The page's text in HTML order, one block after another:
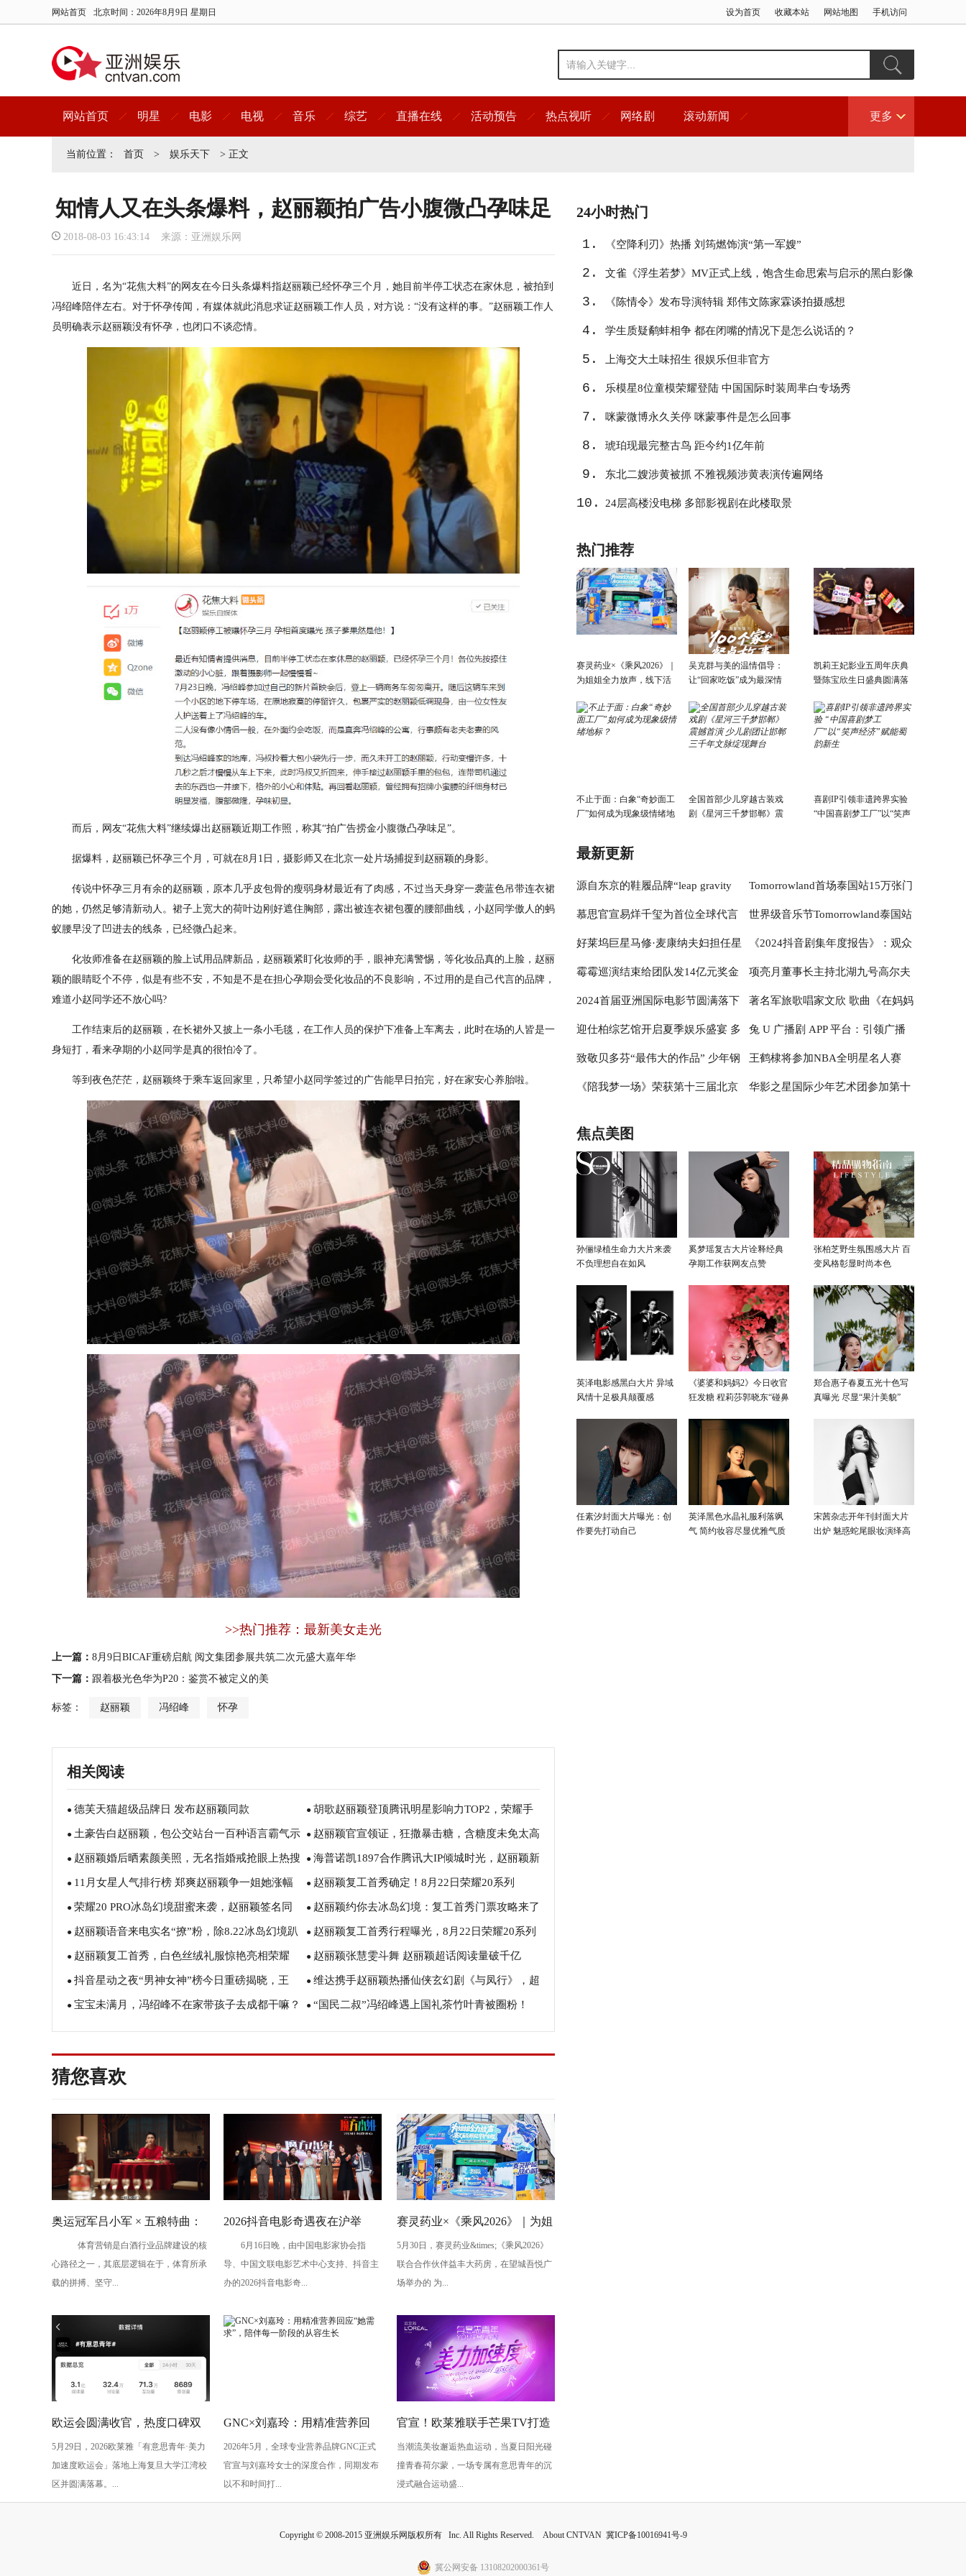
网站首页 北京时间： 2026年8月9日 星期日 设为首页 收藏本站 网站地图 手机访问
网站首页 明星 电影 电视 音乐 综艺 直播在线 活动预告 热点视听 网络剧 滚动新闻 更多
当前位置： 首页 > 娱乐天下 > 正文
知情人又在头条爆料，赵丽颖拍广告小腹微凸孕味足
2018-08-03 16:43:14 来源：亚洲娱乐网
近日，名为“花焦大料”的网友在今日头条爆料指赵丽颖已经怀孕三个月，她目前半停工状态在家休息，被拍到
冯绍峰陪伴左右。对于怀孕传闻，有媒体就此消息求证赵丽颖工作人员，对方说：“没有这样的事。”赵丽颖工作人
员明确表示赵丽颖没有怀孕，也闭口不谈恋情。
而后，网友“花焦大料”继续爆出赵丽颖近期工作照，称其“拍广告捞金小腹微凸孕味足”。
据爆料，赵丽颖已怀孕三个月，可就在8月1日，摄影师又在北京一处片场捕捉到赵丽颖的身影。
传说中怀孕三月有余的赵丽颖，原本几乎皮包骨的瘦弱身材最近有了肉感，不过当天身穿一袭蓝色吊带连衣裙
的她，仍然足够清新动人。裙子上宽大的荷叶边刚好遮住胸部，露出被连衣裙包覆的腰部曲线，小赵同学傲人的蚂
蚁腰早没了凹进去的线条，已经微凸起来。
化妆师准备在赵丽颖的脸上试用品牌新品，赵丽颖紧盯化妆师的手，眼神充满警惕，等化妆品真的上脸，赵丽
颖的眼睛眨个不停，似是有些不安，不知是不是在担心孕期会受化妆品的不良影响，不过用的是自己代言的品牌，
难道小赵同学还不放心吗?
工作结束后的赵丽颖，在长裙外又披上一条小毛毯，在工作人员的保护下准备上车离去，此时在场的人皆是一
身短打，看来孕期的小赵同学是真的很怕冷了。
等到夜色茫茫，赵丽颖终于乘车返回家里，只希望小赵同学签过的广告能早日拍完，好在家安心养胎啦。
>>热门推荐：最新美女走光
上一篇： 8月9日BICAF重磅启航 阅文集团参展共筑二次元盛大嘉年华
下一篇： 跟着极光色华为P20：鉴赏不被定义的美
标签： 赵丽颖 冯绍峰 怀孕
相关阅读
● 德芙天猫超级品牌日 发布赵丽颖同款 ● 胡歌赵丽颖登顶腾讯明星影响力TOP2，荣耀手
机代言人再度霸榜
● 土豪告白赵丽颖，包公交站台一百种语言霸气示
爱
● 赵丽颖官宣领证，狂撒暴击糖，含糖度未免太高
了
● 赵丽颖婚后晒素颜美照，无名指婚戒抢眼上热搜 ● 海普诺凯1897合作腾讯大IP倾城时光，赵丽颖新
剧揭示女人选择的重要性
● 11月女星人气排行榜 郑爽赵丽颖争一姐她涨幅
大
● 赵丽颖复工首秀确定！8月22日荣耀20系列
Special Party不见不散！
● 荣耀20 PRO冰岛幻境甜蜜来袭，赵丽颖签名同
款七夕礼物值得拥有
● 赵丽颖约你去冰岛幻境：复工首秀门票攻略来了
● 赵丽颖语音来电实名“撩”粉，除8.22冰岛幻境趴
外还有更多惊喜
● 赵丽颖复工首秀行程曝光，8月22日荣耀20系列
Special Party见！
● 赵丽颖复工首秀，白色丝绒礼服惊艳亮相荣耀
20系列冰岛幻境派对
● 赵丽颖张慧雯斗舞 赵丽颖超话阅读量破千亿
● 抖音星动之夜“男神女神”榜今日重磅揭晓，王
源、杨紫居亚军，冠军是他们！
● 维达携手赵丽颖热播仙侠玄幻剧《与凤行》，超
韧系列破圈种草！
● 宝宝未满月，冯绍峰不在家带孩子去成都干嘛？ ● “国民二叔”冯绍峰遇上国礼茶竹叶青被圈粉！
猜您喜欢
奥运冠军吕小军 × 五粮特曲：
以冠军之姿，赴更好之约
体育营销是白酒行业品牌建设的核
心路径之一，其底层逻辑在于，体育所承
载的拼搏、坚守...
2026抖音电影奇遇夜在沪举
办，暑期档剧组、青年创作者
共话光影创作
6月16日晚，由中国电影家协会指
导、中国文联电影艺术中心支持、抖音主
办的2026抖音电影奇...
赛灵药业×《乘风2026》｜为姐
姐全力放声，线下活动完美收
官！
5月30日，赛灵药业&times;《乘风2026》
联合合作伙伴益丰大药房，在望城吾悦广
场举办的 为...
欧运会圆满收官，热度口碑双
丰收！
5月29日，2026欧莱雅「有意思青年·美力
加速度欧运会」落地上海复旦大学江湾校
区并圆满落幕。...
GNC×刘嘉玲：用精准营养回
应“她需求”，陪伴每一阶段的
从容生长
2026年5月，全球专业营养品牌GNC正式
官宣与刘嘉玲女士的深度合作，同期发布
以不和时间打...
官宣！欧莱雅联手芒果TV打造
千人校园运动派对！
当潮流美妆邂逅热血运动，当夏日阳光碰
撞青春荷尔蒙，一场专属有意思青年的沉
浸式融合运动盛...
24小时热门
1. 《空降利刃》热播 刘筠燃饰演“第一军嫂”
2. 文雀《浮生若梦》MV正式上线，饱含生命思索与启示的黑白影像
诗
3. 《陈情令》发布导演特辑 郑伟文陈家霖谈拍摄感想
4. 学生质疑鹬蚌相争 都在闭嘴的情况下是怎么说话的？
5. 上海交大土味招生 很娱乐但非官方
6. 乐模星8位童模荣耀登陆 中国国际时装周芈白专场秀
7. 咪蒙微博永久关停 咪蒙事件是怎么回事
8. 琥珀现最完整古鸟 距今约1亿年前
9. 东北二嫂涉黄被抓 不雅视频涉黄表演传遍网络
10. 24层高楼没电梯 多部影视剧在此楼取景
热门推荐
赛灵药业×《乘风2026》｜
为姐姐全力放声，线下活
吴克群与美的温情倡导：
让“回家吃饭”成为最深情
凯莉王妃影业五周年庆典
暨陈宝欣生日盛典圆满落
发布
不止于面：白象“奇妙面工
厂”如何成为现象级情绪地
全国首部少儿穿越古装戏
剧《星河三千梦邯郸》震
喜剧IP引领非遗跨界实验
“中国喜剧梦工厂”以“笑声
最新更新
源自东京的鞋履品牌“leap gravity
grounds”中国首秀，落户深圳万象
Tomorrowland首场泰国站15万张门
票火速售罄
慕思官宣易烊千玺为首位全球代言
人：以科技应答时代睡眠之问
世界级音乐节Tomorrowland泰国站
开票！联动在地文旅体验，音乐制
作训练营首次亮相亚洲
好莱坞巨星马修·麦康纳夫妇担任星
辰公主号命名大使，公主邮轮推
出“蓝色星期五”限时优惠
《2024抖音剧集年度报告》：观众
主动参与剧集宣发，抽卡、AI特效
受欢迎
霉霉巡演结束给团队发14亿元奖金 项亮月董事长主持北湖九号高尔夫
俱乐部（2024）友谊邀请赛
2024首届亚洲国际电影节圆满落下
帷幕
著名军旅歌唱家文欣 歌曲《在妈妈
的目光里》MV献礼八一
迎仕柏综艺馆开启夏季娱乐盛宴 多
元化演出及赛事纷至沓来
兔 U 广播剧 APP 平台：引领广播
剧新潮流
致敬贝多芬“最伟大的作品” 少年钢
琴家林秉宽 首演音乐会圆满成功
王鹤棣将参加NBA全明星名人赛
增添中美文化交流新章
《陪我梦一场》荣获第十三届北京 华影之星国际少年艺术团参加第十
焦点美图
孙俪绿植生命力大片来袭
不负理想自在如风
奚梦瑶复古大片诠释经典
孕期工作获网友点赞
张柏芝野生氛围感大片 百
变风格彰显时尚本色
英泽电影感黑白大片 异域
风情十足极具颠覆感
《婆婆和妈妈2》今日收官
狂发糖 程莉莎郭晓东“碰鼻
郑合惠子春夏五光十色写
真曝光 尽显“果汁美貌”
任素汐封面大片曝光：创
作要先打动自己
英泽黑色水晶礼服利落飒
气 简约妆容尽显优雅气质
宋茜杂志开年刊封面大片
出炉 魅惑蛇尾眼妆演绎高
Copyright © 2008-2015 亚洲娱乐网版权所有 Inc. All Rights Reserved. About CNTVAN 冀ICP备10016941号-9
冀公网安备 13108202000361号